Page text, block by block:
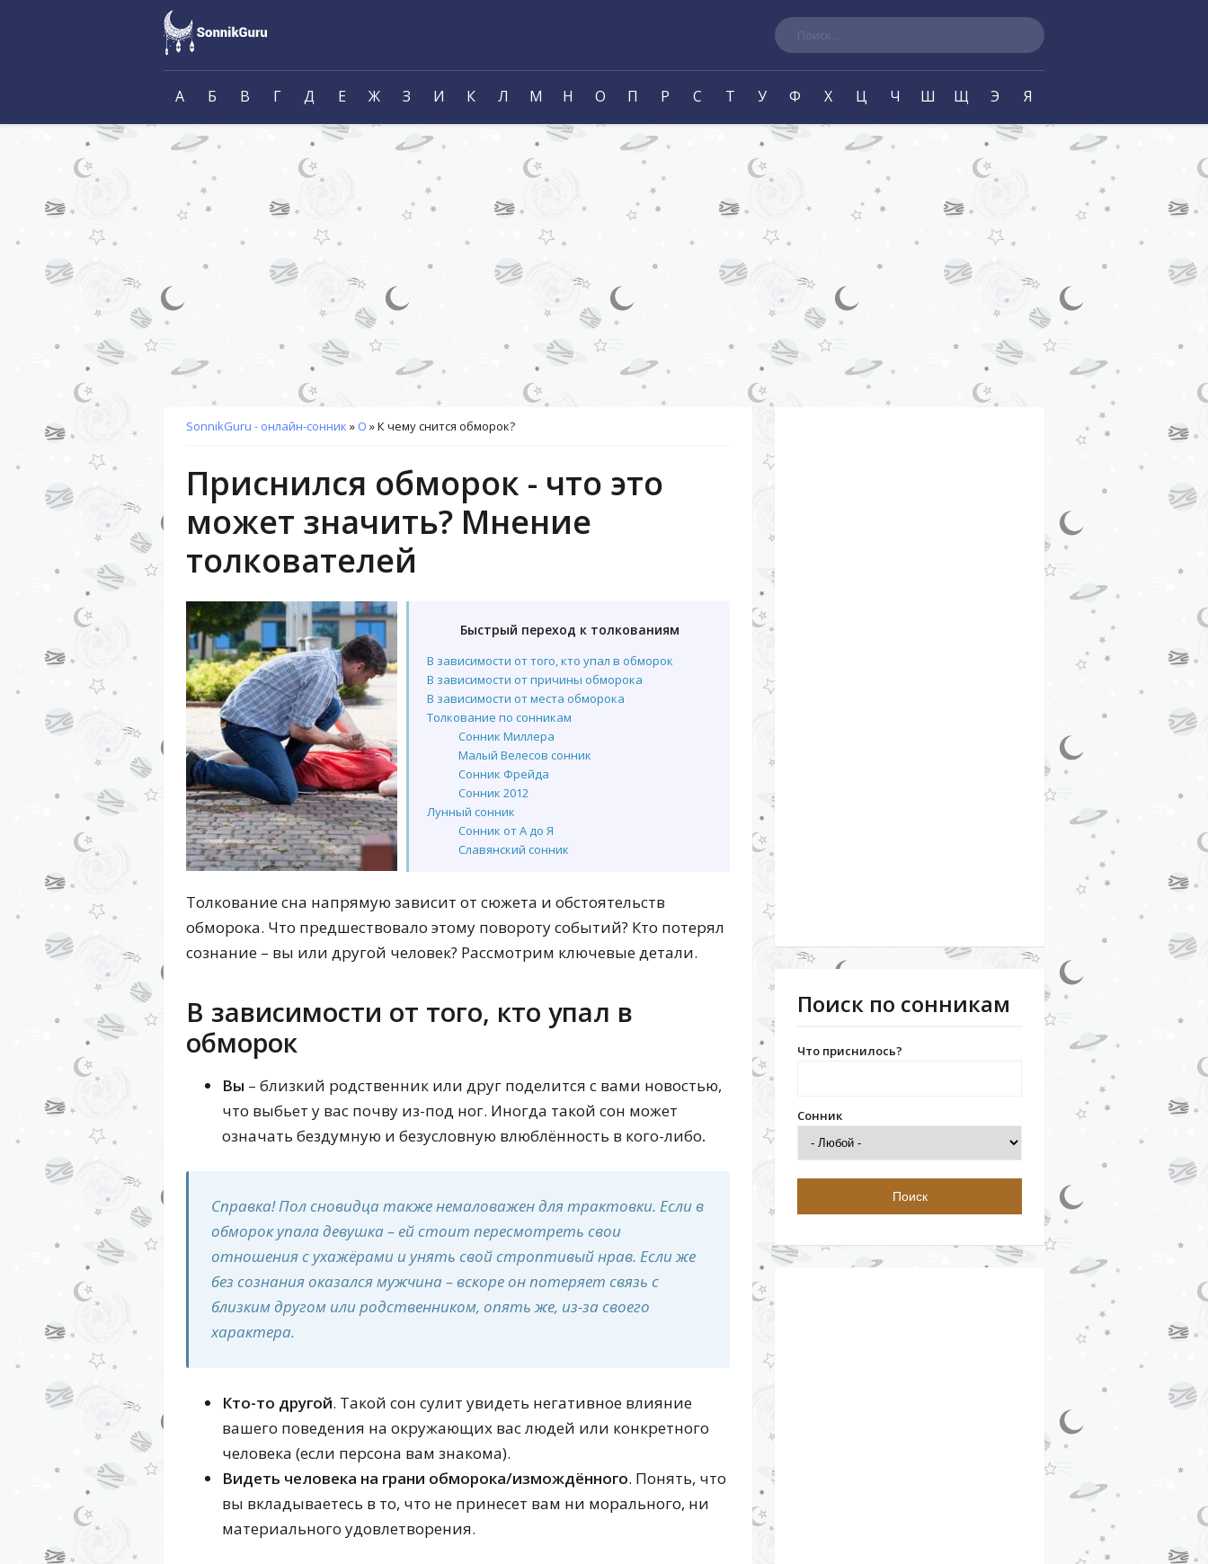
Поиск
А Б В Г Д Е Ж З И К Л М Н О П Р С Т У Ф Х Ц Ч Ш Щ Э Я
SonnikGuru - онлайн-сонник » О »К чему снится обморок?
Приснился обморок - что это
может значить? Мнение
толкователей
Быстрый переход к толкованиям
В зависимости от того, кто упал в обморок
В зависимости от причины обморока
В зависимости от места обморока
Толкование по сонникам
Сонник Миллера
Малый Велесов сонник
Сонник Фрейда
Сонник 2012
Лунный сонник
Сонник от А до Я
Славянский сонник
Новый сонник 1918 г.
Любовный сонник
Сонник Медеи
Сонник Дмитрия и Надежды Зимы
Летний сонник
Новейший сонник Иванова
Сонник Екатерины Великой
Сонник целительницы Акулины
Современный сонник
Большой сонник Фебе
Сонник именинников сентября, октября,
ноября, декабря
Сонник именинников мая, июня, июля,
августа
Сонник именинников января, февраля,
Сонник Кананита
Толкование сна напрямую зависит от сюжета и обстоятельств
обморока. Что предшествовало этому повороту событий? Кто потерял
сознание – вы или другой человек? Рассмотрим ключевые детали.
В зависимости от того, кто упал в
обморок
Вы – близкий родственник или друг поделится с вами новостью,
что выбьет у вас почву из-под ног. Иногда такой сон может
означать бездумную и безусловную влюблённость в кого-либо.
Справка! Пол сновидца также немаловажен для трактовки. Если в
обморок упала девушка – ей стоит пересмотреть свои
отношения с ухажёрами и унять свой строптивый нрав. Если же
без сознания оказался мужчина – вскоре он потеряет связь с
близким другом или родственником, опять же, из-за своего
характера.
Кто-то другой. Такой сон сулит увидеть негативное влияние
вашего поведения на окружающих вас людей или конкретного
человека (если персона вам знакома).
Видеть человека на грани обморока/измождённого. Понять, что
вы вкладываетесь в то, что не принесет вам ни морального, ни
материального удовлетворения.
Поиск по сонникам
Что приснилось?
Сонник